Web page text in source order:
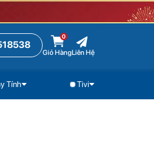
0
Giỏ HàngLiên Hệ
Tính Tivi